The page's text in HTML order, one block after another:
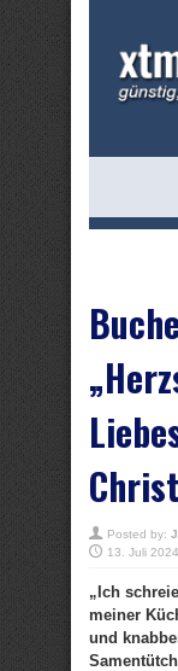
Posted by:
13. Juli 2024
„Ich
meiner
und